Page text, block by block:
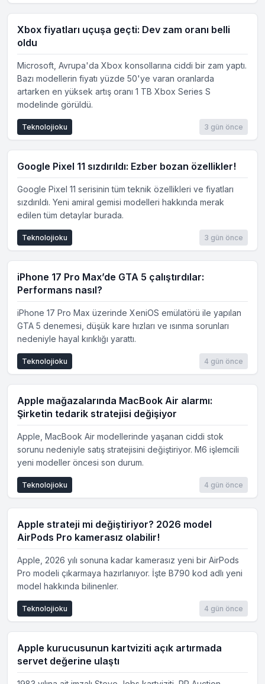
Xbox fiyatları uçuşa geçti: Dev zam oranı belli
oldu
Microsoft, Avrupa'da Xbox konsollarına ciddi bir zam yaptı.
Bazı modellerin fiyatı yüzde 50'ye varan oranlarda
artarken en yüksek artış oranı 1 TB Xbox Series S
modelinde görüldü.
3 gün önce
Teknolojioku
Google Pixel 11 sızdırıldı: Ezber bozan özellikler!
Google Pixel 11 serisinin tüm teknik özellikleri ve fiyatları
sızdırıldı. Yeni amiral gemisi modelleri hakkında merak
edilen tüm detaylar burada.
3 gün önce
Teknolojioku
iPhone 17 Pro Max’de GTA 5 çalıştırdılar:
Performans nasıl?
iPhone 17 Pro Max üzerinde XeniOS emülatörü ile yapılan
GTA 5 denemesi, düşük kare hızları ve ısınma sorunları
nedeniyle hayal kırıklığı yarattı.
4 gün önce
Teknolojioku
Apple mağazalarında MacBook Air alarmı:
Şirketin tedarik stratejisi değişiyor
Apple, MacBook Air modellerinde yaşanan ciddi stok
sorunu nedeniyle satış stratejisini değiştiriyor. M6 işlemcili
yeni modeller öncesi son durum.
4 gün önce
Teknolojioku
Apple strateji mi değiştiriyor? 2026 model
AirPods Pro kamerasız olabilir!
Apple, 2026 yılı sonuna kadar kamerasız yeni bir AirPods
Pro modeli çıkarmaya hazırlanıyor. İşte B790 kod adlı yeni
model hakkında bilinenler.
4 gün önce
Teknolojioku
Apple kurucusunun kartviziti açık artırmada
servet değerine ulaştı